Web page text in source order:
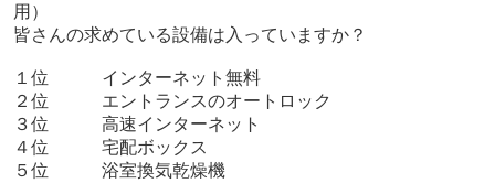
用）
皆さんの求めている設備は入っていますか？
１位 インターネット無料
２位 エントランスのオートロック
３位 高速インターネット
４位 宅配ボックス
５位 浴室換気乾燥機